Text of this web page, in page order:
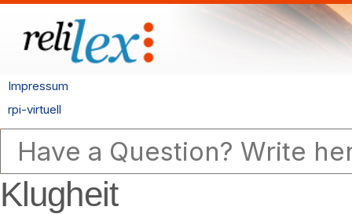
Impressum
rpi-virtuell
Klugheit